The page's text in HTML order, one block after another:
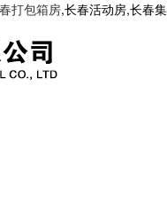
打包箱房,长春活动房,长春